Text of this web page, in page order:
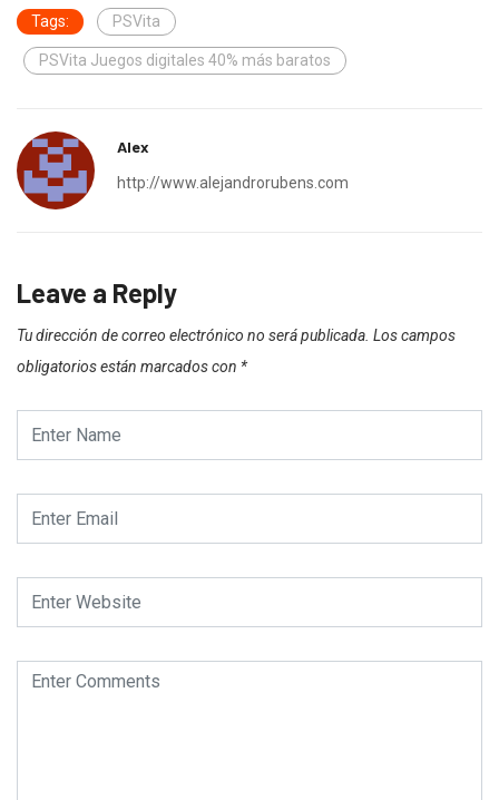
Tags: PSVita
PSVita Juegos digitales 40% más baratos
Alex
http://www.alejandrorubens.com
Leave a Reply
Tu dirección de correo electrónico no será publicada. Los campos
obligatorios están marcados con *